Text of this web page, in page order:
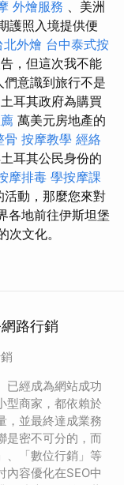
外燴服務 、美洲
護照入境提供便
北外燴 台中泰式按
，但這次我不能
意識到旅行不是
耳其政府為購買
萬美元房地產的
骨 按摩教學 經絡
耳其公民身份的
摩排毒 學按摩課
動，那麼您來對
各地前往伊斯坦堡
文化。
路行銷
已經成為網站成功
型商家，都依賴於
，並最終達成業務
是密不可分的，而
、「數位行銷」等
內容優化在SEO中